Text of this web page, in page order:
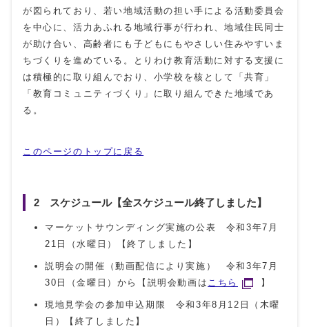
が図られており、若い地域活動の担い手による活動委員会
を中心に、活力あふれる地域行事が行われ、地域住民同士
が助け合い、高齢者にも子どもにもやさしい住みやすいま
ちづくりを進めている。とりわけ教育活動に対する支援に
は積極的に取り組んでおり、小学校を核として「共育」
「教育コミュニティづくり」に取り組んできた地域であ
る。
このページのトップに戻る
2 スケジュール【全スケジュール終了しました】
マーケットサウンディング実施の公表 令和3年7月
21日（水曜日）【終了しました】
説明会の開催（動画配信により実施） 令和3年7月
30日（金曜日）から【説明会動画は こちら 】
現地見学会の参加申込期限 令和3年8月12日（木曜
日）【終了しました】